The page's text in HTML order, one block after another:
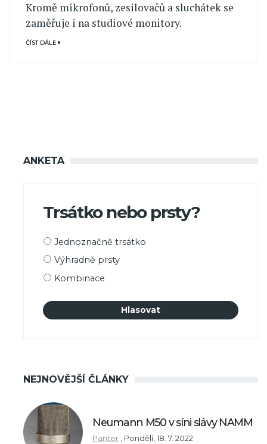
Kromě mikrofonů, zesilovačů a sluchátek se
zaměřuje i na studiové monitory.
ČÍST DÁLE
ANKETA
Trsátko nebo prsty?
Možnosti
Jednoznačně trsátko
Výhradně prsty
Kombinace
NEJNOVĚJŠÍ ČLÁNKY
Neumann M50 v síni slávy NAMM
Panter , Pondělí, 18. 7. 2022